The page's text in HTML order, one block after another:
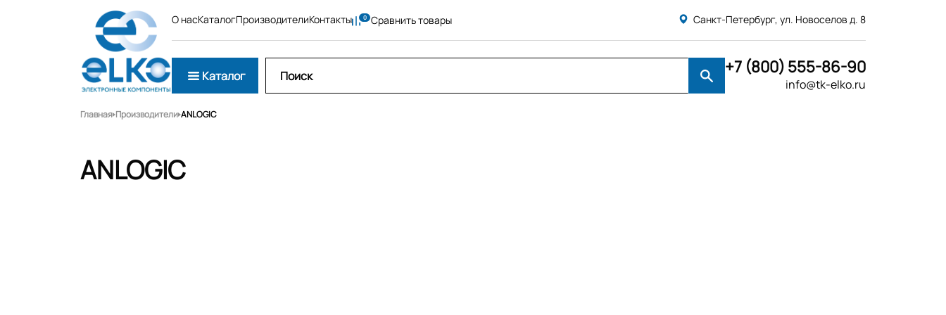
О насКаталогПроизводителиКонтакты Сравнить товары Санкт-Петербург, ул. Новоселов д. 8
Каталог +7 (800) 555-86-90
info@tk-elko.ru
Главная Производители ANLOGIC
ANLOGIC